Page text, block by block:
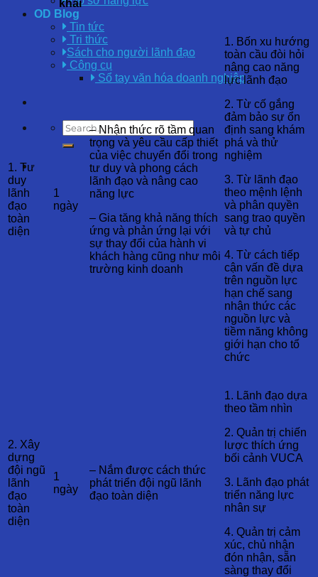
OD Blog
Tin tức
Tri thức
Sách cho người lãnh đạo
Công cụ
Sổ tay văn hóa doanh nghiệp
khai
1. Tư
duy
lãnh
đạo
toàn
diện
1
ngày
– Nhận thức rõ tầm quan
trọng và yêu cầu cấp thiết
của việc chuyển đổi trong
tư duy và phong cách
lãnh đạo và nâng cao
năng lực
– Gia tăng khả năng thích
ứng và phản ứng lại với
sự thay đổi của hành vi
khách hàng cũng như môi
trường kinh doanh
1. Bốn xu hướng
toàn cầu đòi hỏi
nâng cao năng
lực lãnh đạo
2. Từ cố gắng
đảm bảo sự ổn
định sang khám
phá và thử
nghiệm
3. Từ lãnh đạo
theo mệnh lệnh
và phân quyền
sang trao quyền
và tự chủ
4. Từ cách tiếp
cận vấn đề dựa
trên nguồn lực
hạn chế sang
nhận thức các
nguồn lực và
tiềm năng không
giới hạn cho tổ
chức
2. Xây
dựng
đội ngũ
lãnh
đạo
toàn
diện
1
ngày
– Nắm được cách thức
phát triển đội ngũ lãnh
đạo toàn diện
1. Lãnh đạo dựa
theo tầm nhìn
2. Quản trị chiến
lược thích ứng
bối cảnh VUCA
3. Lãnh đạo phát
triển năng lực
nhân sự
4. Quản trị cảm
xúc, chủ nhận
đón nhận, sẵn
sàng thay đổi